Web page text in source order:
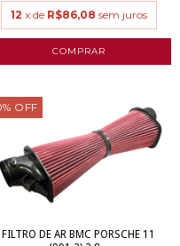
12 x de R$86,08 sem juros
% OFF
FILTRO DE AR BMC PORSCHE 11